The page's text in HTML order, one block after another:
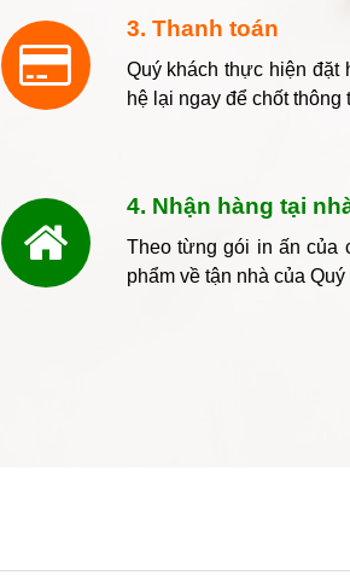
3. Thanh toán
Quý khách thực hiện đặt
hệ lại ngay để chốt thông
4. Nhận hàng tại
Theo từng gói in ấn của
phẩm về tận nhà của Quý